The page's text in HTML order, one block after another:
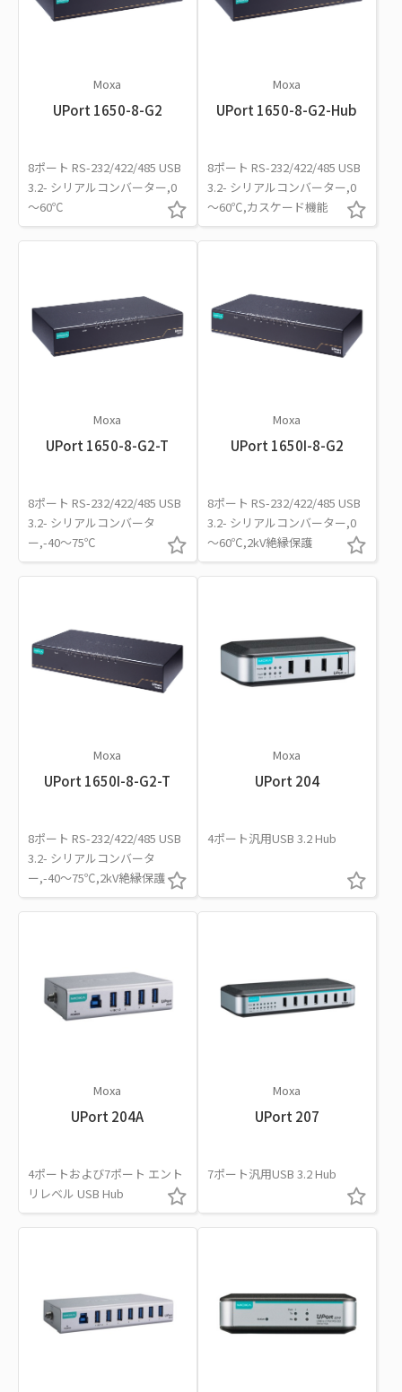
Moxa
UPort 1650-8-G2
8ポート RS-232/422/485 USB
3.2- シリアルコンバーター,0
～60℃
Moxa
UPort 1650-8-G2-Hub
8ポート RS-232/422/485 USB
3.2- シリアルコンバーター,0
～60℃,カスケード機能
Moxa
UPort 1650-8-G2-T
8ポート RS-232/422/485 USB
3.2- シリアルコンバータ
ー,-40～75℃
Moxa
UPort 1650I-8-G2
8ポート RS-232/422/485 USB
3.2- シリアルコンバーター,0
～60℃,2kV絶縁保護
Moxa
UPort 1650I-8-G2-T
8ポート RS-232/422/485 USB
3.2- シリアルコンバータ
ー,-40～75℃,2kV絶縁保護
Moxa
UPort 204
4ポート汎用USB 3.2 Hub
Moxa
UPort 204A
4ポートおよび7ポート エント
リレベル USB Hub
Moxa
UPort 207
7ポート汎用USB 3.2 Hub